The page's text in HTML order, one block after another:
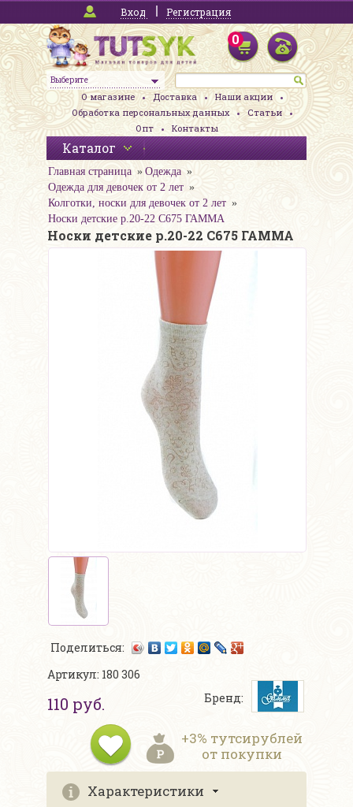
Вход Регистрация
Выберите
0
О магазине Доставка
Наши акции
Обработка персональных данных
Статьи
Опт
Контакты
Каталог
Главная страница
Одежда
Одежда для девочек от 2 лет
Колготки, носки для девочек от 2 лет
Носки детские р.20-22 С675 ГАММА
Носки детские р.20-22 С675 ГАММА
Поделиться:
Артикул: 180 306
110 руб. Бренд:
+3% тутсирублей
от покупки
Характеристики